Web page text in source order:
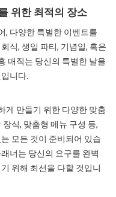
위한 최적의 장소
, 다양한 특별한 이벤트를
식, 생일 파티, 기념일, 혹은
매직는 당신의 특별한 날을
니다.
게 만들기 위한 다양한 맞춤
식, 맞춤형 메뉴 구성 등,
모든 것이 준비되어 있습
너는 당신의 요구를 완벽
위해 최선을 다할 것입니